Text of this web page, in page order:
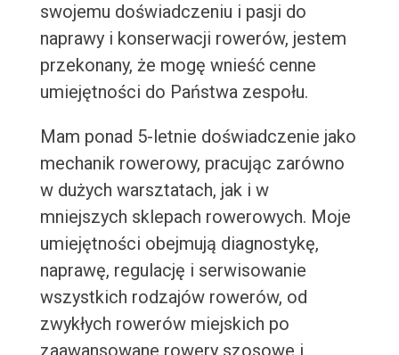
swojemu doświadczeniu i pasji do
naprawy i konserwacji rowerów, jestem
przekonany, że mogę wnieść cenne
umiejętności do Państwa zespołu.
Mam ponad 5-letnie doświadczenie jako
mechanik rowerowy, pracując zarówno
w dużych warsztatach, jak i w
mniejszych sklepach rowerowych. Moje
umiejętności obejmują diagnostykę,
naprawę, regulację i serwisowanie
wszystkich rodzajów rowerów, od
zwykłych rowerów miejskich po
zaawansowane rowery szosowe i